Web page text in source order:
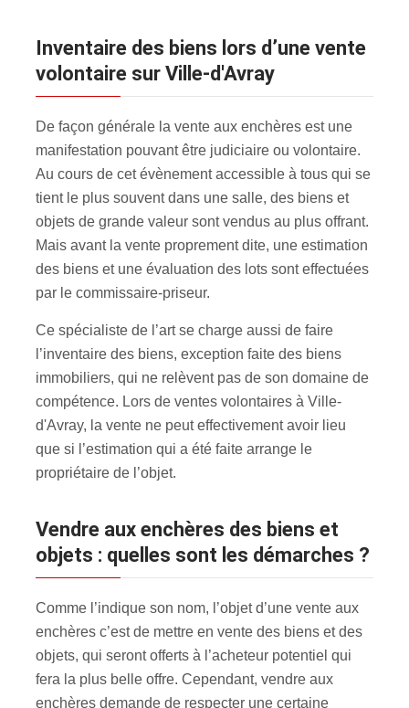
inventaire des biens lors d’une vente
volontaire sur Ville-d'Avray
De façon générale la vente aux enchères est une
manifestation pouvant être judiciaire ou volontaire.
Au cours de cet évènement accessible à tous qui se
tient le plus souvent dans une salle, des biens et
objets de grande valeur sont vendus au plus offrant.
Mais avant la vente proprement dite, une estimation
des biens et une évaluation des lots sont effectuées
par le commissaire-priseur.
Ce spécialiste de l’art se charge aussi de faire
l’inventaire des biens, exception faite des biens
immobiliers, qui ne relèvent pas de son domaine de
compétence. Lors de ventes volontaires à Ville-
d'Avray, la vente ne peut effectivement avoir lieu
que si l’estimation qui a été faite arrange le
propriétaire de l’objet.
Vendre aux enchères des biens et
objets : quelles sont les démarches ?
Comme l’indique son nom, l’objet d’une vente aux
enchères c’est de mettre en vente des biens et des
objets, qui seront offerts à l’acheteur potentiel qui
fera la plus belle offre. Cependant, vendre aux
enchères demande de respecter une certaine